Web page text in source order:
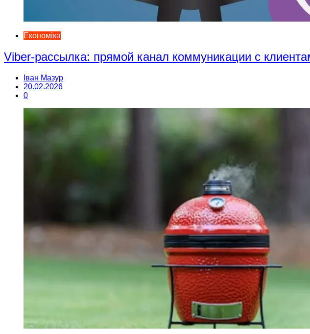
Економіка
Viber-рассылка: прямой канал коммуникации с
Іван Мазур
20.02.2026
0